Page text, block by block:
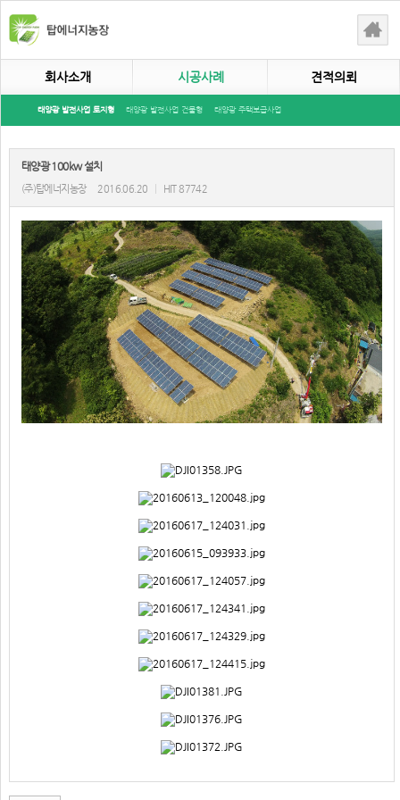
회사소개 시공사례 견적의뢰
태양광 발전사업 토지형 태양광 발전사업 건물형 태양광 주택보급사업
태양광 100kw 설치
(주)탑에너지농장 2016.06.20 HIT 87742